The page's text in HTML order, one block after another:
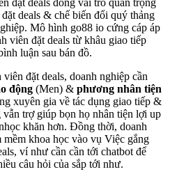
đặt deals đóng vai trò quan trọng
deals & chế biến đổi quý thảng
Mô hình go88 io cứng cáp áp
viên đặt deals từ khâu giao tiếp
luận sau bán đồ.
đặt deals, doanh nghiệp cần
động (Men) & phương nhân tiện
xuyên gia về tác dụng giao tiếp &
trợ giúp bọn họ nhân tiện lợi up
khăn hơn. Đồng thời, doanh
khoa học vào vụ Việc gắng
ví như cần cần tới chatbot để
câu hỏi của sắp tới như.